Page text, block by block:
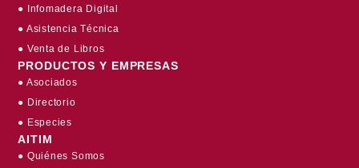
● Infomadera Digital
● Asistencia Técnica
● Venta de Libros
PRODUCTOS Y EMPRESAS
● Asociados
● Directorio
● Especies
AITIM
● Quiénes Somos